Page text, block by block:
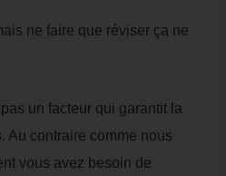
ne faire que réviser ça ne
un facteur qui garantit la
Au contraire comme nous
vous avez besoin de